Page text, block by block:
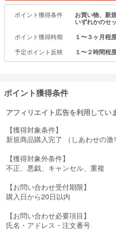
ポイント獲得条件 お買い物、新
いずれかのセ
ポイント獲得時期 １〜３ヶ月程
予定ポイント反映 １〜２時間程
ポイント獲得条件
アフィリエイト広告を利用してい
【獲得対象条件】
新規商品購入完了 （しあわせの激
【獲得対象外条件】
不正、悪戯、キャンセル、重複
【お問い合わせ受付期限】
購入日から20日以内
【お問い合わせ必要項目】
氏名・アドレス・注文番号